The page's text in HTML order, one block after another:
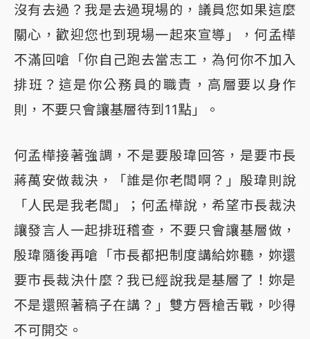
沒有去過？我是去過現場的，議員您如果這麼
關心，歡迎您也到現場一起來宣導」，何孟樺
不滿回嗆「你自己跑去當志工，為何你不加入
排班？這是你公務員的職責，高層要以身作
則，不要只會讓基層待到11點」。
何孟樺接著強調，不是要殷瑋回答，是要市長
蔣萬安做裁決，「誰是你老闆啊？」殷瑋則說
「人民是我老闆」；何孟樺說，希望市長裁決
讓發言人一起排班稽查，不要只會讓基層做，
殷瑋隨後再嗆「市長都把制度講給妳聽，妳還
要市長裁決什麼？我已經說我是基層了！妳是
不是還照著稿子在講？」雙方唇槍舌戰，吵得
不可開交。